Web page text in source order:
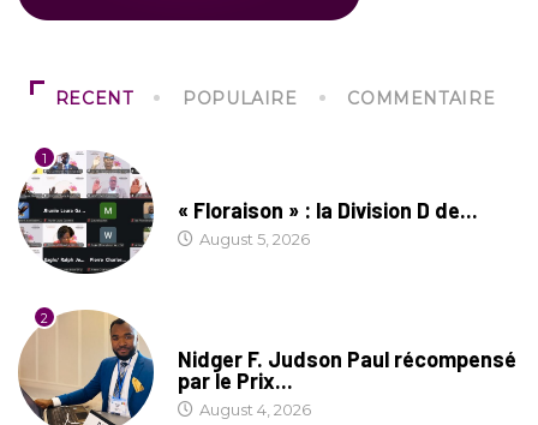
RECENT POPULAIRE COMMENTAIRE
1
« Floraison » : la Division D de...
August 5, 2026
2
Nidger F. Judson Paul récompensé
par le Prix...
August 4, 2026